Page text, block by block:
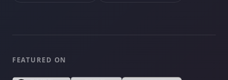
FEATURED ON